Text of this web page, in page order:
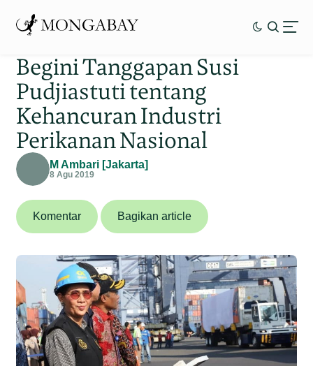
Begini Tanggapan Susi
Pudjiastuti tentang
Kehancuran Industri
Perikanan Nasional
M Ambari [Jakarta]
8 Agu 2019
Komentar Bagikan article